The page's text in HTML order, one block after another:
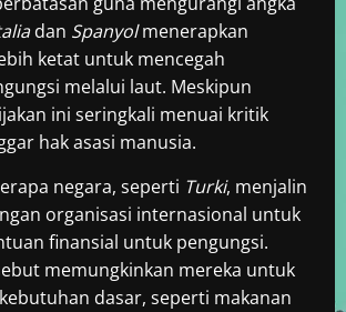
dan Spanyolmenerapkan
ketat untuk mencegah
melalui laut. Meskipun
ini seringkali menuai kritik
hak asasi manusia.
negara, seperti Turki, menjalin
organisasi internasional untuk
finansial untuk pengungsi.
memungkinkan mereka untuk
dasar, seperti makanan